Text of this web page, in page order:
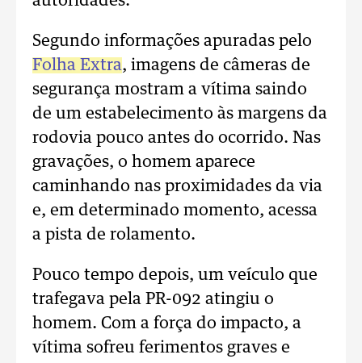
Segundo informações apuradas pelo
Folha Extra, imagens de câmeras de
segurança mostram a vítima saindo
de um estabelecimento às margens da
rodovia pouco antes do ocorrido. Nas
gravações, o homem aparece
caminhando nas proximidades da via
e, em determinado momento, acessa
a pista de rolamento.
Pouco tempo depois, um veículo que
trafegava pela PR-092 atingiu o
homem. Com a força do impacto, a
vítima sofreu ferimentos graves e